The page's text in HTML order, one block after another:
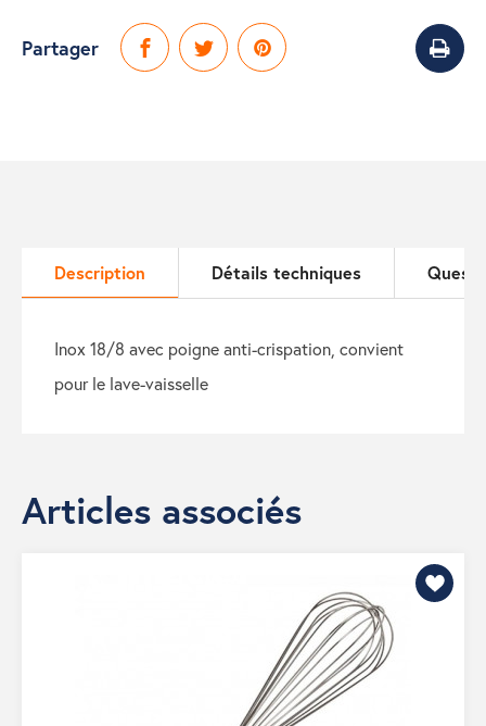
Partager
Description Détails techniques
inox 18/8 avec poigne anti-crispation, convient
pour le lave-vaisselle
Articles associés